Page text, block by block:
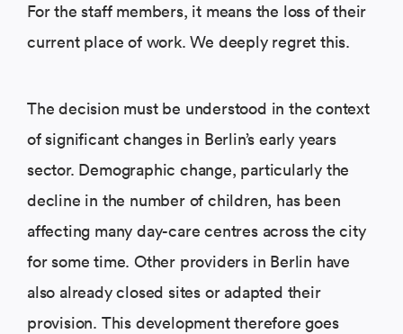
For the staff members, it means the loss of their
current place of work. We deeply regret this.
The decision must be understood in the context
of significant changes in Berlin’s early years
sector. Demographic change, particularly the
decline in the number of children, has been
affecting many day-care centres across the city
for some time. Other providers in Berlin have
also already closed sites or adapted their
provision. This development therefore goes